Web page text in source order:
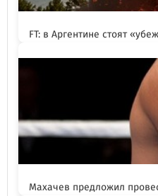
FT: в Аргентине стоят
Махачев предложил